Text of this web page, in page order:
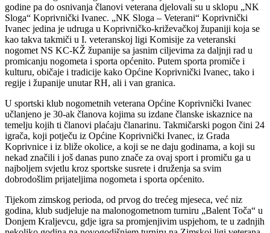
godine pa do osnivanja članovi veterana djelovali su u sklopu „NK
Sloga“ Koprivnički Ivanec. „NK Sloga – Veterani“ Koprivnički
Ivanec jedina je udruga u Koprivničko-križevačkoj županiji koja se
kao takva takmiči u I. veteranskoj ligi Komisije za veteranski
nogomet NS KC-KŽ županije sa jasnim ciljevima za daljnji rad u
promicanju nogometa i sporta općenito. Putem sporta promiče i
kulturu, običaje i tradicije kako Općine Koprivnički Ivanec, tako i
regije i županije unutar RH, ali i van granica.
U sportski klub nogometnih veterana Općine Koprivnički Ivanec
učlanjeno je 30-ak članova kojima su izdane članske iskaznice na
temelju kojih ti članovi plaćaju članarinu. Takmičarski pogon čini 24
igrača, koji potječu iz Općine Koprivnički Ivanec, iz Grada
Koprivnice i iz bliže okolice, a koji se ne daju godinama, a koji su
nekad značili i još danas puno znače za ovaj sport i promiču ga u
najboljem svjetlu kroz sportske susrete i druženja sa svim
dobrodošlim prijateljima nogometa i sporta općenito.
Tijekom zimskog perioda, od prvog do trećeg mjeseca, već niz
godina, klub sudjeluje na malonogometnom turniru „Balent Toča“ u
Donjem Kraljevcu, gdje igra sa promjenjivim uspjehom, te u zadnjih